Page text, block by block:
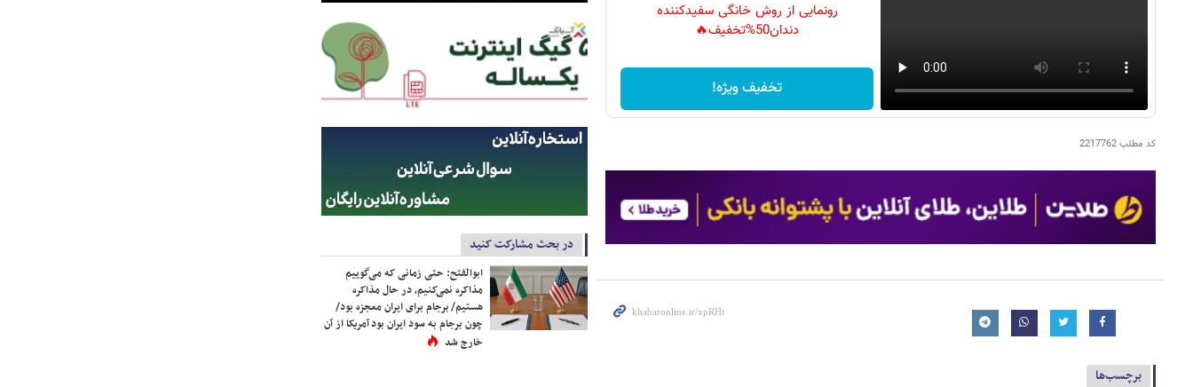
رونمایی از روش خانگی سفیدکننده
دندان50%تخفیف🔥
تخفیف ویژه!
کد مطلب2217762
برچسب‌ها
در بحث مشارکت کنید
ابوالفتح: حتی زمانی که می‌گوییم
مذاکره نمی‌کنیم، در حال مذاکره
هستیم/ برجام برای ایران معجزه بود/
چون برجام به سود ایران بود آمریکا از آن
خارج شد